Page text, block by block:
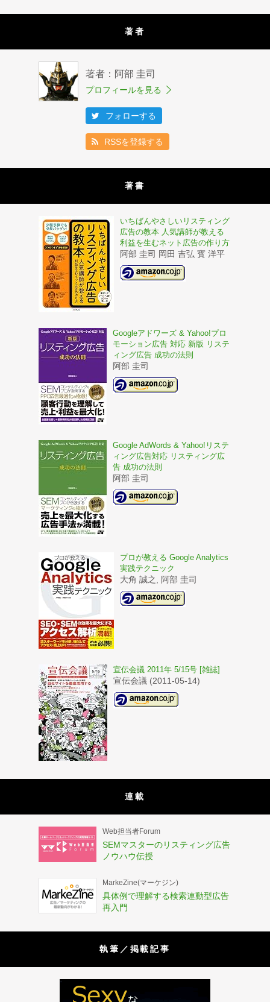
著者
著者：阿部 圭司
プロフィールを見る
フォローする
RSSを登録する
著書
いちばんやさしいリスティング
広告の教本 人気講師が教える
利益を生むネット広告の作り方
阿部 圭司 岡田 吉弘 寳 洋平
Googleアドワーズ & Yahoo!プロ
モーション広告 対応 新版 リステ
ィング広告 成功の法則
阿部 圭司
Google AdWords & Yahoo!リステ
ィング広告対応 リスティング広
告 成功の法則
阿部 圭司
プロが教える Google Analytics
実践テクニック
大角 誠之, 阿部 圭司
宣伝会議 2011年 5/15号 [雑誌]
宣伝会議 (2011-05-14)
連載
Web担当者Forum
SEMマスターのリスティング広告
ノウハウ伝授
MarkeZine(マーケジン)
具体例で理解する検索連動型広告
再入門
執筆／掲載記事